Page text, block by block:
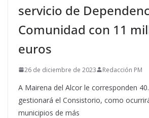
servicio de
Comunidad con 11
euros
26 de diciembre de 2023 Redacción PM
A Mairena del Alcor le corresponden
gestionará el Consistorio, como
municipios de más